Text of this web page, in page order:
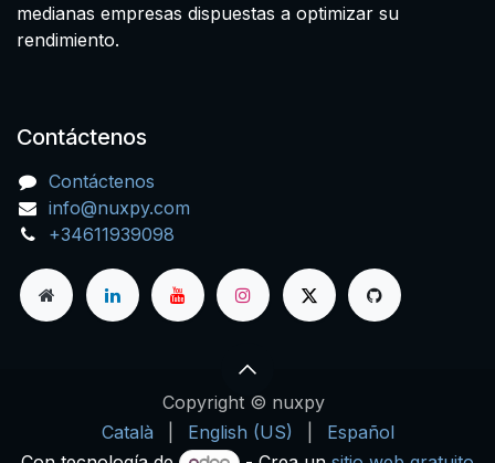
medianas empresas dispuestas a optimizar su
rendimiento.
Contáctenos
Contáctenos
info@nuxpy.com
+34611939098
Copyright © nuxpy
Català
English (US)
Español